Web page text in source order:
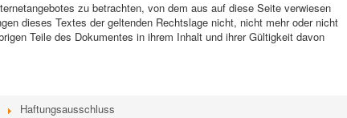
zu betrachten, von dem aus auf diese Seite verwiesen
dieses Textes der geltenden Rechtslage nicht, nicht mehr oder nicht
Teile des Dokumentes in ihrem Inhalt und ihrer Gültigkeit davon
Haftungsausschluss